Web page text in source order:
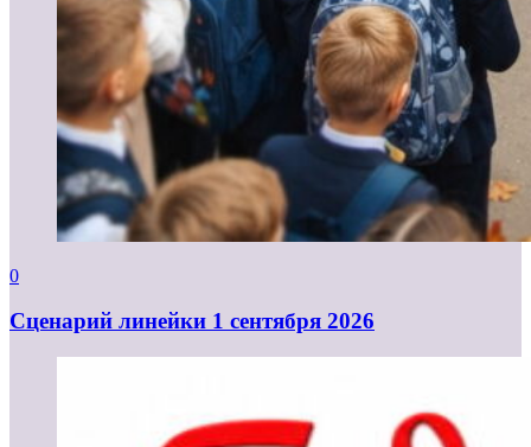
0
Cценарий линейки 1 сентября 2026